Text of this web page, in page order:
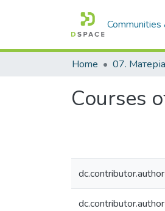
Home
Courses
dc.contributor.author
dc.contributor.author